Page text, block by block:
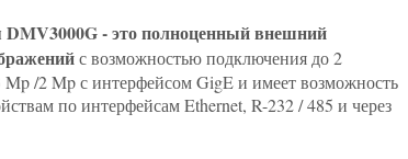
DMV3000G - это полноценный внешний
с возможностью подключения до 2
/2 Mp с интерфейсом GigE и имеет возможность
по интерфейсам Ethernet, R-232 / 485 и через